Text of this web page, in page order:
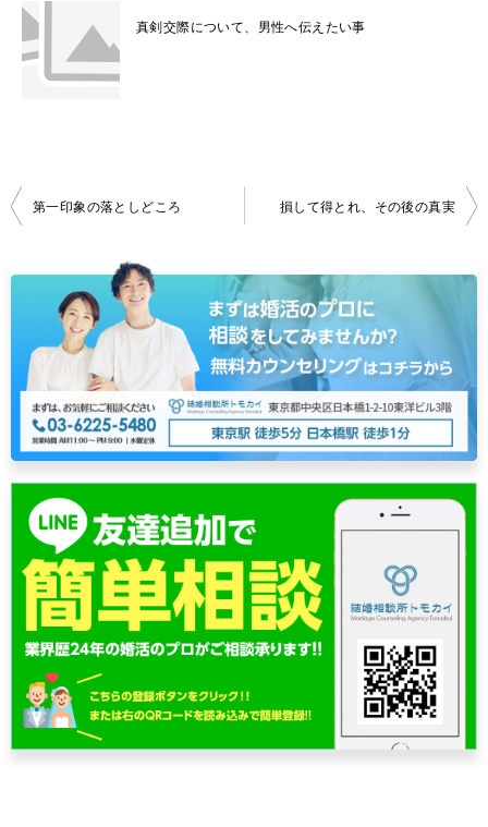
真剣交際について、男性へ伝えたい事
投
ナ
ー
ョ
ン
第一印象の落としどころ 損して得とれ、その後の真実